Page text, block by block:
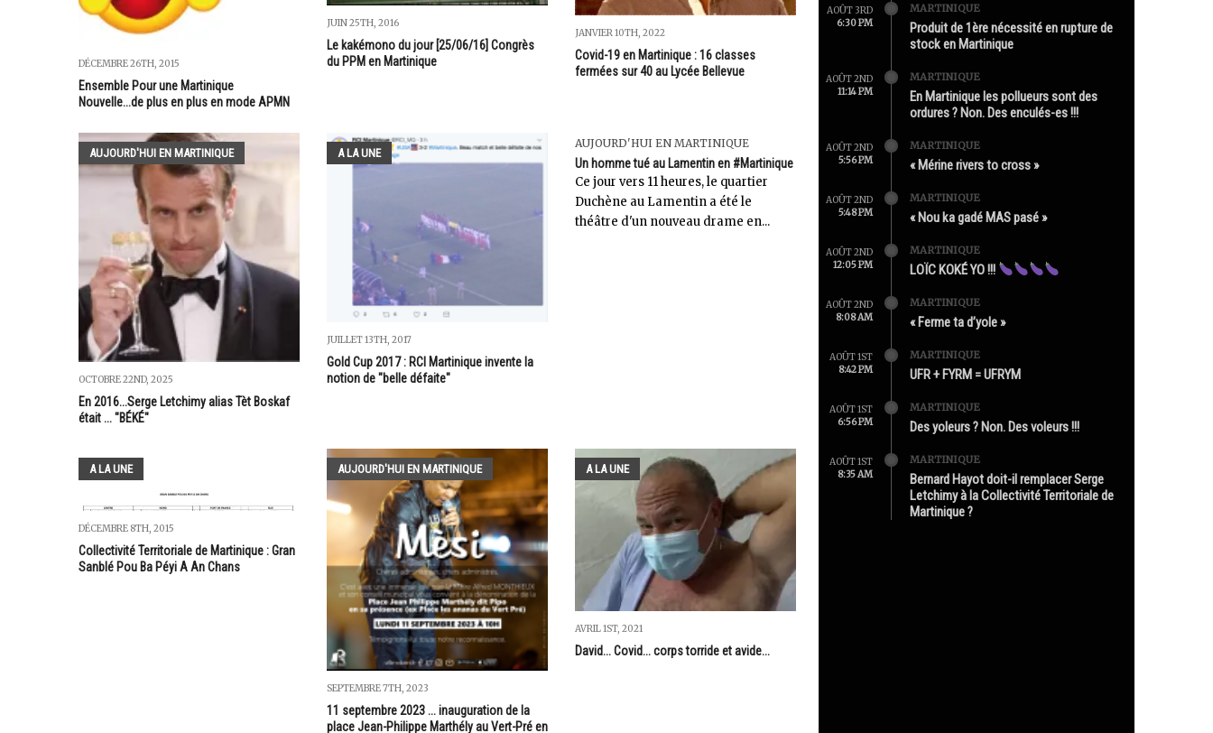
DÉCEMBRE 26TH, 2015
Ensemble Pour une Martinique
Nouvelle...de plus en plus en mode APMN
JUIN 25TH, 2016
Le kakémono du jour [25/06/16] Congrès
du PPM en Martinique
JANVIER 10TH, 2022
Covid-19 en Martinique : 16 classes
fermées sur 40 au Lycée Bellevue
AUJOURD'HUI EN MARTINIQUE
OCTOBRE 22ND, 2025
En 2016...Serge Letchimy alias Tèt Boskaf
était ... "BÉKÉ"
A LA UNE
JUILLET 13TH, 2017
Gold Cup 2017 : RCI Martinique invente la
notion de "belle défaite"
AUJOURD'HUI EN MARTINIQUE
Un homme tué au Lamentin en #Martinique
Ce jour vers 11 heures, le quartier
Duchène au Lamentin a été le
théâtre d'un nouveau drame en...
A LA UNE
DÉCEMBRE 8TH, 2015
Collectivité Territoriale de Martinique : Gran
Sanblé Pou Ba Péyi A An Chans
AUJOURD'HUI EN MARTINIQUE
SEPTEMBRE 7TH, 2023
11 septembre 2023 ... inauguration de la
place Jean-Philippe Marthély au Vert-Pré en
A LA UNE
AVRIL 1ST, 2021
David... Covid... corps torride et avide...
AOÛT 3RD
6:30 PM
MARTINIQUE
Produit de 1ère nécessité en rupture de
stock en Martinique
AOÛT 2ND
11:14 PM
MARTINIQUE
En Martinique les pollueurs sont des
ordures ? Non. Des enculés-es !!!
AOÛT 2ND
5:56 PM
MARTINIQUE
« Mérine rivers to cross »
AOÛT 2ND
5:48 PM
MARTINIQUE
« Nou ka gadé MAS pasé »
AOÛT 2ND
12:05 PM
MARTINIQUE
LOÏC KOKÉ YO !!!
AOÛT 2ND
8:08 AM
MARTINIQUE
« Ferme ta d’yole »
AOÛT 1ST
8:42 PM
MARTINIQUE
UFR + FYRM = UFRYM
AOÛT 1ST
6:56 PM
MARTINIQUE
Des yoleurs ? Non. Des voleurs !!!
AOÛT 1ST
8:35 AM
MARTINIQUE
Bernard Hayot doit-il remplacer Serge
Letchimy à la Collectivité Territoriale de
Martinique ?